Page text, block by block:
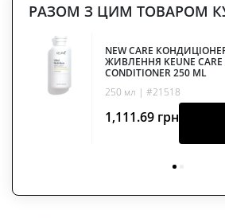
РАЗОМ З ЦИМ ТОВАРОМ
NEW CARE
ЖИВЛЕННЯ KEUNE CARE
CONDITIONER 250 ML
250 мл | #21518
1,111.69 грн